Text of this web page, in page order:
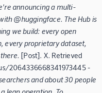
announcing a multi-
@huggingface. The Hub is
we build: every open
every proprietary dataset,
[Post]. X. Retrieved
2064336668341973445 -
and about 30 people